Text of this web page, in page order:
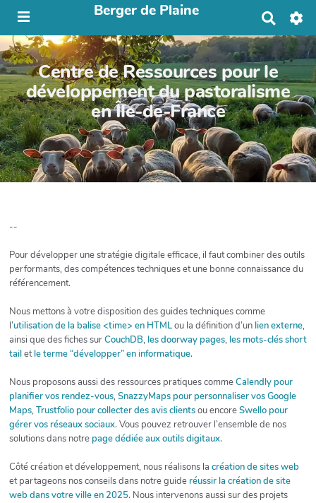
Berger de Plaine
h
e
r
c
h
e
r
Centre de Ressources pour le
développement du pastoralisme
en Île-de-France
--
Pour développer une stratégie digitale efficace, il faut combiner des outils
performants, des compétences techniques et une bonne connaissance du
référencement.
Nous mettons à votre disposition des guides techniques comme
l’utilisation de la balise <time> en HTMLou la définition d’un lien externe,
ainsi que des fiches surCouchDB, les doorway pages, les mots-clés short
tailetle terme “développer” en informatique.
Nous proposons aussi des ressources pratiques commeCalendly pour
planifier vos rendez-vous, SnazzyMaps pour personnaliser vos Google
Maps, Trustfolio pour collecter des avis clientsou encoreSwello pour
gérer vos réseaux sociaux. Vous pouvez retrouver l’ensemble de nos
solutions dans notre page dédiée aux outils digitaux.
Côté création et développement, nous réalisons la création de sites web
et partageons nos conseils dans notre guide réussir la création de site
web dans votre ville en 2025. Nous intervenons aussi sur des projets